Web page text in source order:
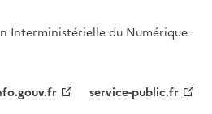
Interministérielle du Numérique
service-public.fr